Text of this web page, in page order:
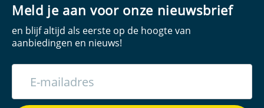
Meld je aan voor onze nieuwsbrief
en blijf altijd als eerste op de hoogte van
aanbiedingen en nieuws!